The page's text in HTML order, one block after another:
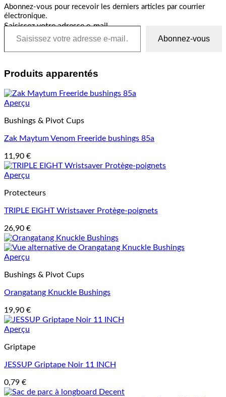
Abonnez-vous pour recevoir les derniers articles par courrier
électronique.
Saisissez votre adresse e-mail…
Abonnez-vous
Produits apparentés
Aperçu
Bushings & Pivot Cups
Zak Maytum Venom Freeride bushings 85a
11,90 €
Aperçu
Protecteurs
TRIPLE EIGHT Wristsaver Protège-poignets
26,90 €
Aperçu
Bushings & Pivot Cups
Orangatang Knuckle Bushings
19,90 €
Aperçu
Griptape
JESSUP Griptape Noir 11 INCH
0,79 €